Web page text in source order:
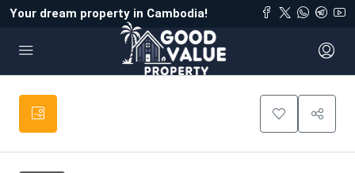
Your dream property in Cambodia!